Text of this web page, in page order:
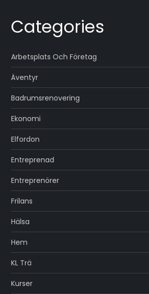
Categories
Arbetsplats Och Företag
Äventyr
Badrumsrenovering
Ekonomi
Elfordon
Entreprenad
Entreprenörer
Frilans
Hälsa
Hem
KL Trä
Kurser